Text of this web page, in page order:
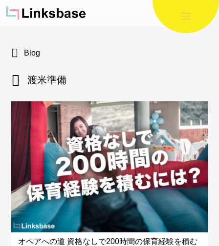
Blog
渡米準備
オペアへの道 資格なしで200時間の保育経験を積む